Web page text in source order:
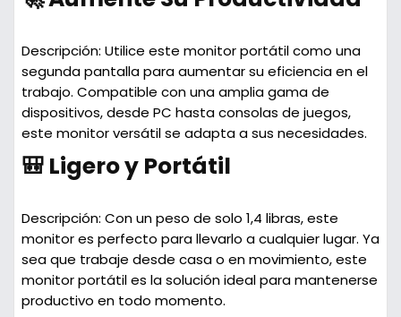
Descripción: Utilice este monitor portátil como una
segunda pantalla para aumentar su eficiencia en el
trabajo. Compatible con una amplia gama de
dispositivos, desde PC hasta consolas de juegos,
este monitor versátil se adapta a sus necesidades.
🎒 Ligero y Portátil
Descripción: Con un peso de solo 1,4 libras, este
monitor es perfecto para llevarlo a cualquier lugar. Ya
sea que trabaje desde casa o en movimiento, este
monitor portátil es la solución ideal para mantenerse
productivo en todo momento.